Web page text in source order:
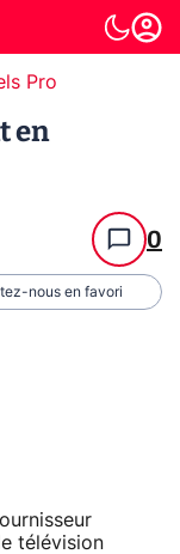
Pro
en
0
nous en favori
télévision